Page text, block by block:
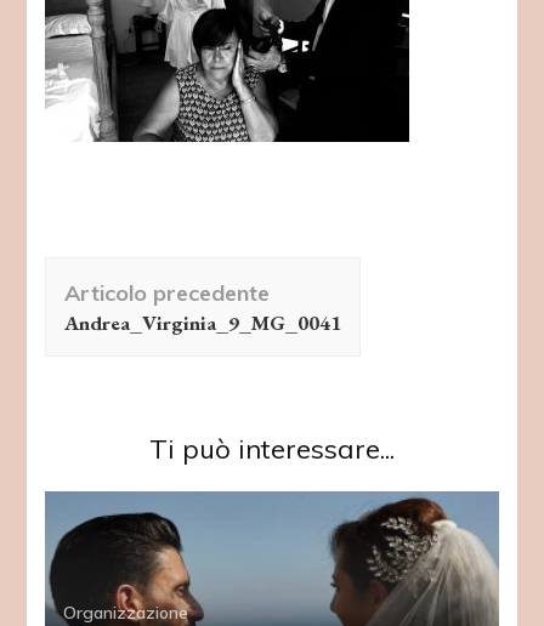
articolo
Articolo precedente
Andrea_Virginia_9_MG_0041
Ti può interessare...
Organizzazione